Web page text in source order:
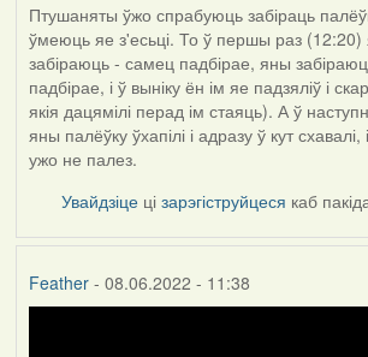
Птушаняты ўжо спрабуюць забіраць
ўмеюць яе з'есьці. То ў першы раз (12:20)
забіраюць - самец падбірае, яны
падбірае, і ў выніку ён ім яе падзяліў і
якія дацямілі перад ім стаяць). А ў
яны палёўку ўхапілі і адразу ў кут
ужо не палез.
Увайдзіце цізарэгіструйцеся каб
Feather- 08.06.2022 - 11:38